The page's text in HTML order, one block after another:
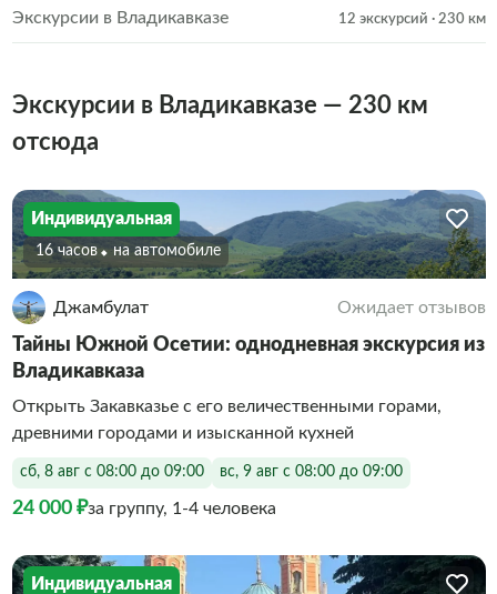
Экскурсии в Владикавказе 12 экскурсий · 230 км
Экскурсии в Владикавказе — 230 км
отсюда
Индивидуальная
16 часов На автомобиле
Джамбулат Ожидает отзывов
Тайны Южной Осетии: однодневная экскурсия из
Владикавказа
Открыть Закавказье с его величественными горами,
древними городами и изысканной кухней
сб, 8 авг с 08:00 до 09:00 вс, 9 авг с 08:00 до 09:00
24 000 ₽за группу, 1-4 человека
Индивидуальная